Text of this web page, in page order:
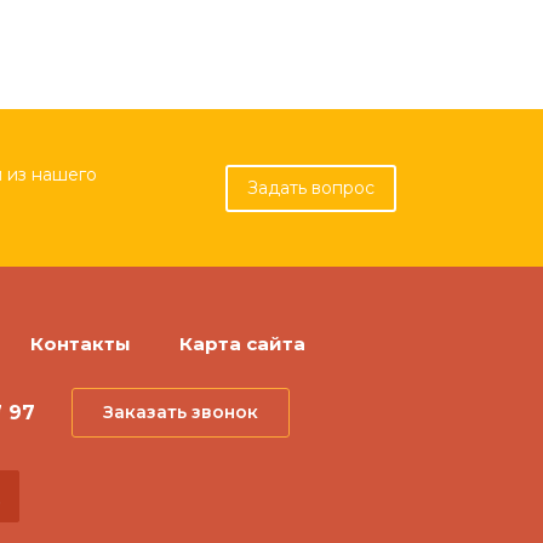
из нашего
Задать вопрос
Контакты Карта сайта
97 Заказать звонок